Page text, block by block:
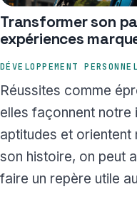
Transformer son
expériences
DÉVELOPPEMENT PERSONNEL
Réussites comme
elles façonnent notre
aptitudes et orientent
son histoire, on peut
faire un repère utile